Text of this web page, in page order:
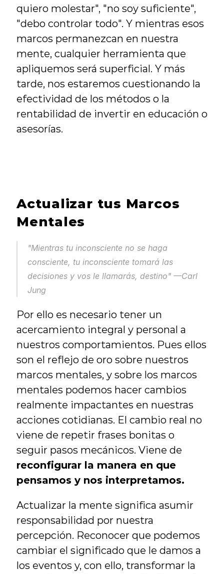
quiero molestar", "no soy suficiente",
"debo controlar todo". Y mientras esos
marcos permanezcan en nuestra
mente, cualquier herramienta que
apliquemos será superficial. Y más
tarde, nos estaremos cuestionando la
efectividad de los métodos o la
rentabilidad de invertir en educación o
asesorías.
Actualizar tus Marcos
Mentales
"Mientras tu inconsciente no se haga
consciente, tu inconsciente tomará las
decisiones y vos le llamarás, destino" —Carl
Jung
Por ello es necesario tener un
acercamiento integral y personal a
nuestros comportamientos. Pues ellos
son el reflejo de oro sobre nuestros
marcos mentales, y sobre los marcos
mentales podemos hacer cambios
realmente impactantes en nuestras
acciones cotidianas. El cambio real no
viene de repetir frases bonitas o
reconfigurar la manera en que
pensamos y nos interpretamos.
Actualizar la mente significa asumir
responsabilidad por nuestra
percepción. Reconocer que podemos
cambiar el significado que le damos a
los eventos y, con ello, transformar la